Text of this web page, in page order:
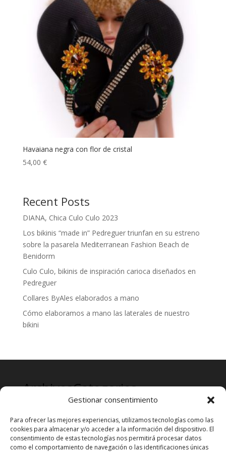
Gestionar consentimiento
Para ofrecer las mejores experiencias, utilizamos tecnologías como las
cookies para almacenar y/o acceder a la información del dispositivo. El
consentimiento de estas tecnologías nos permitirá procesar datos
como el comportamiento de navegación o las identificaciones únicas
Havaiana negra con flor de cristal
54,00 €
Recent Posts
DIANA, Chica Culo Culo 2023
Los bikinis “made in” Pedreguer triunfan en su estreno
sobre la pasarela Mediterranean Fashion Beach de
Benidorm
Culo Culo, bikinis de inspiración carioca diseñados en
Pedreguer
Collares ByAles elaborados a mano
Cómo elaboramos a mano las laterales de nuestro
bikini
ArchivesCategories
Prensa